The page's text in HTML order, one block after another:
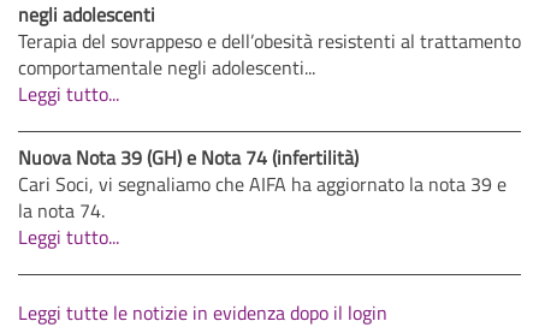
negli adolescenti
Terapia del sovrappeso e dell’obesità resistenti al trattamento
comportamentale negli adolescenti...
Leggi tutto...
Nuova Nota 39 (GH) e Nota 74 (infertilità)
Cari Soci, vi segnaliamo che AIFA ha aggiornato la nota 39 e
la nota 74.
Leggi tutto...
Leggi tutte le notizie in evidenza dopo il login